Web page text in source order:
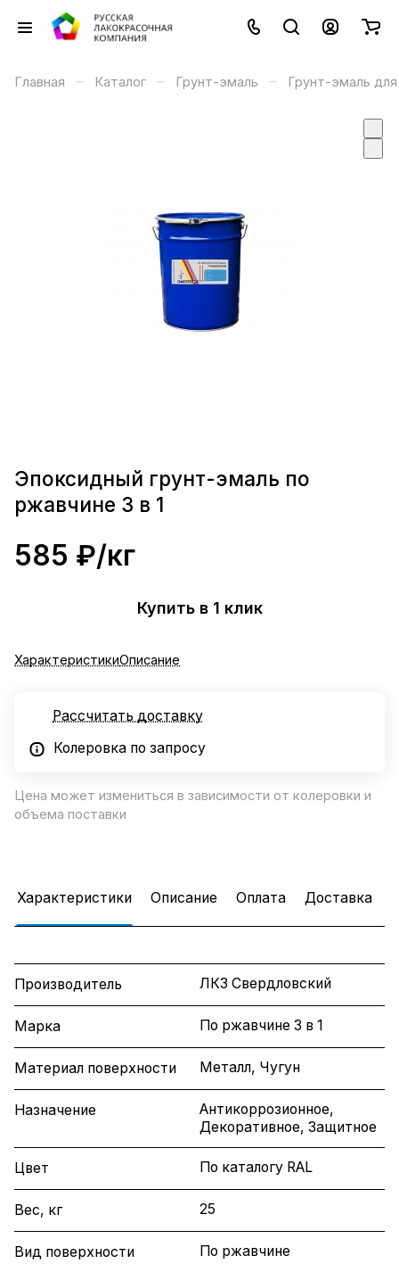
Главная – Каталог – Грунт-эмаль – Грунт-эмаль для
Эпоксидный грунт-эмаль по
ржавчине 3 в 1
585 ₽/кг
Купить в 1 клик
ХарактеристикиОписание
Рассчитать доставку
Колеровка по запросу
Цена может измениться в зависимости от колеровки и
объема поставки
Характеристики Описание Оплата Доставка
Производитель ЛКЗ Свердловский
Марка По ржавчине 3 в 1
Материал поверхности Металл, Чугун
Назначение
Антикоррозионное,
Декоративное, Защитное
Цвет По каталогу RAL
Вес, кг 25
Вид поверхности По ржавчине